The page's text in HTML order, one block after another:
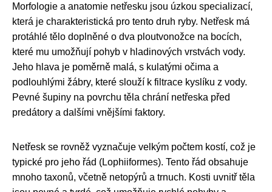
Morfologie a anatomie netřesku jsou úzkou specializací,
která je charakteristická pro tento druh ryby. Netřesk má
protáhlé tělo doplněné o dva ploutvonožce na bocích,
které mu umožňují pohyb v hladinových vrstvách vody.
Jeho hlava je poměrně malá, s kulatými očima a
podlouhlými žábry, které slouží k filtrace kyslíku z vody.
Pevné šupiny na povrchu těla chrání netřeska před
predátory a dalšími vnějšími faktory.
Netřesk se rovněž vyznačuje velkým počtem kostí, což je
typické pro jeho řád (Lophiiformes). Tento řád obsahuje
mnoho taxonů, včetně netopýrů a trnuch. Kosti uvnitř těla